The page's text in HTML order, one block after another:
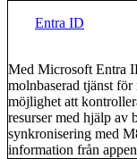
Entra ID
Med Microsoft Entra
molnbaserad tjänst
möjlighet att
resurser med hjälp av
synkronisering med
information från